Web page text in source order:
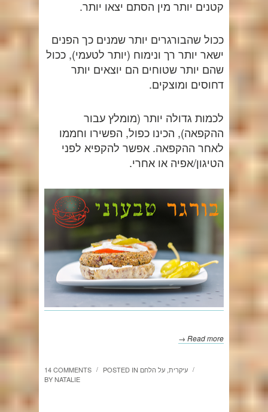
קטנים יותר מין הסתם יצאו יותר.
ככול שהבורגרים יותר שמנים כך הפנים
ישאר יותר רך ונימוח (יותר לטעמי), ככול
שהם יותר שטוחים הם יוצאים יותר
דחוסים ומוצקים.
לכמות גדולה יותר (מומלץ עבור
ההקפאה), הכינו כפול, הפשירו וחממו
לאחר ההקפאה. אפשר להקפיא לפני
הטיגון/אפיה או אחרי.
Read more →
14 COMMENTS / POSTED IN עיקרית על הלחם /
BYNATALIE